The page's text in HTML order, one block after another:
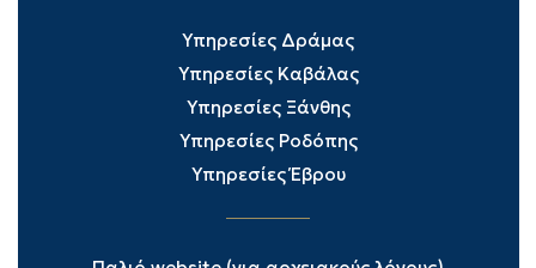
Υπηρεσίες Δράμας
Υπηρεσίες Καβάλας
Υπηρεσίες Ξάνθης
Υπηρεσίες Ροδόπης
Υπηρεσίες Έβρου